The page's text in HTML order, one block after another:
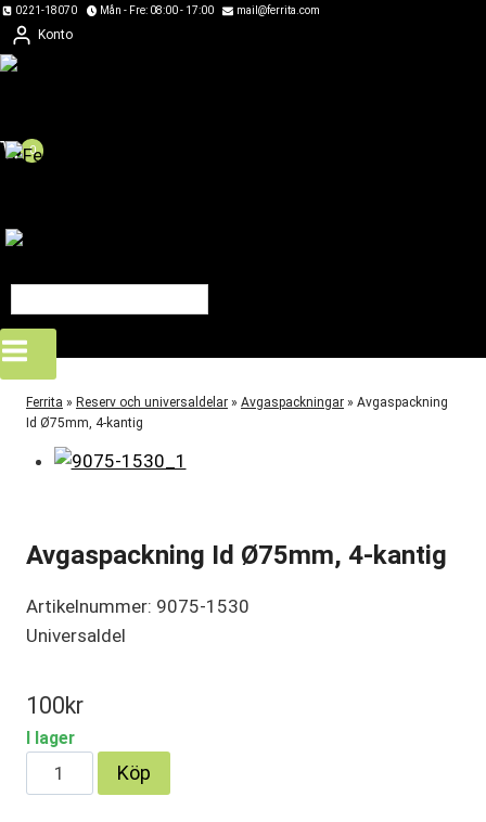
Skip
to
content
0221-18070 Mån - Fre: 08:00 - 17:00 mail@ferrita.com
Konto
0
Ferrita » Reserv och universaldelar » Avgaspackningar » Avgaspackning
Id Ø75mm, 4-kantig
Avgaspackning Id Ø75mm, 4-kantig
Artikelnummer: 9075-1530
Universaldel
100kr
I lager
Avgaspackning
Id
Köp